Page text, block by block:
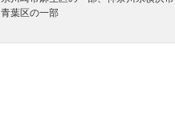
青葉区の一部